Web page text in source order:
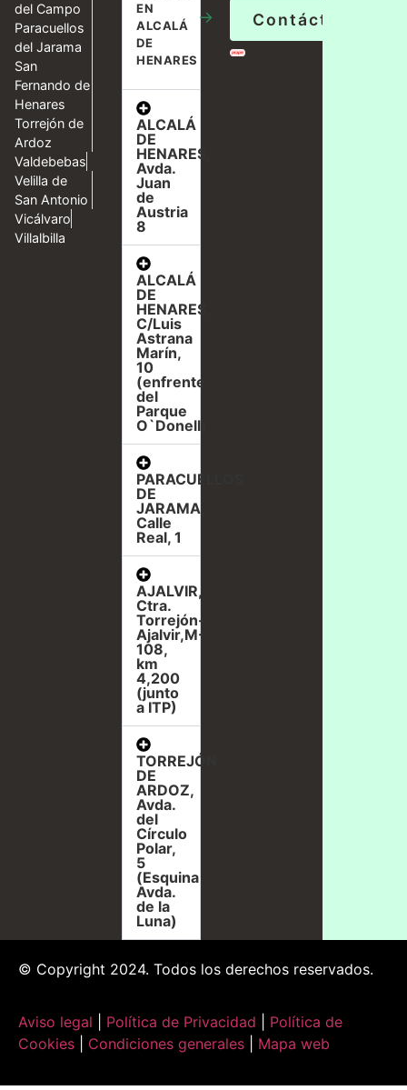
del Campo
Paracuellos
del Jarama
San
Fernando de
Henares
Torrejón de
Ardoz
Valdebebas
Velilla de
San Antonio
Vicálvaro
Villalbilla
EN
ALCALÁ
DE
HENARES
→
ALCALÁ
DE
HENARES,
Avda.
Juan
de
Austria
8
ALCALÁ
DE
HENARES,
C/Luis
Astrana
Marín,
10
(enfrente
del
Parque
O`Donell)
PARACUELLOS
DE
JARAMA,
Calle
Real, 1
AJALVIR,
Ctra.
Torrejón-
Ajalvir,M-
108,
km
4,200
(junto
a ITP)
TORREJÓN
DE
ARDOZ,
Avda.
del
Círculo
Polar,
5
(Esquina
Avda.
de la
Luna)
Contáctanos
© Copyright 2024. Todos los derechos reservados.
Aviso legal Política de Privacidad
Política de
Cookies
Condiciones generales Mapa web